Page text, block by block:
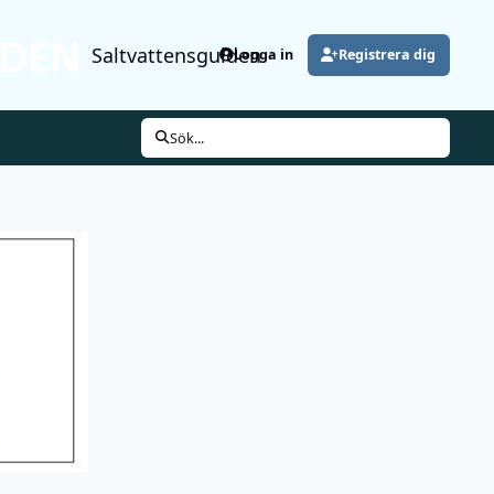
SaltvattensguidenLogga in Registrera dig
Sök...